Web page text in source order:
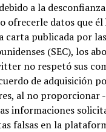
a la
ofrecerle datos que él
carta publicada por
(SEC), los
no respetó sus
de adquisición
al no proporcionar
informaciones
falsas en la